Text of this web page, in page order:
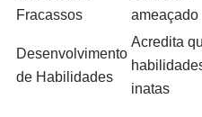
Fracassos
ameaçado
Desenvolvimento
de Habilidades
Acredita
inatas